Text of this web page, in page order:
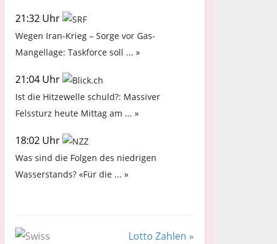
21:32 Uhr
Wegen Iran-Krieg – Sorge vor Gas-
Mangellage: Taskforce soll ... »
21:04 Uhr
Ist die Hitzewelle schuld?: Massiver
Felssturz heute Mittag am ... »
18:02 Uhr
Was sind die Folgen des niedrigen
Wasserstands? «Für die ... »
Lotto Zahlen »